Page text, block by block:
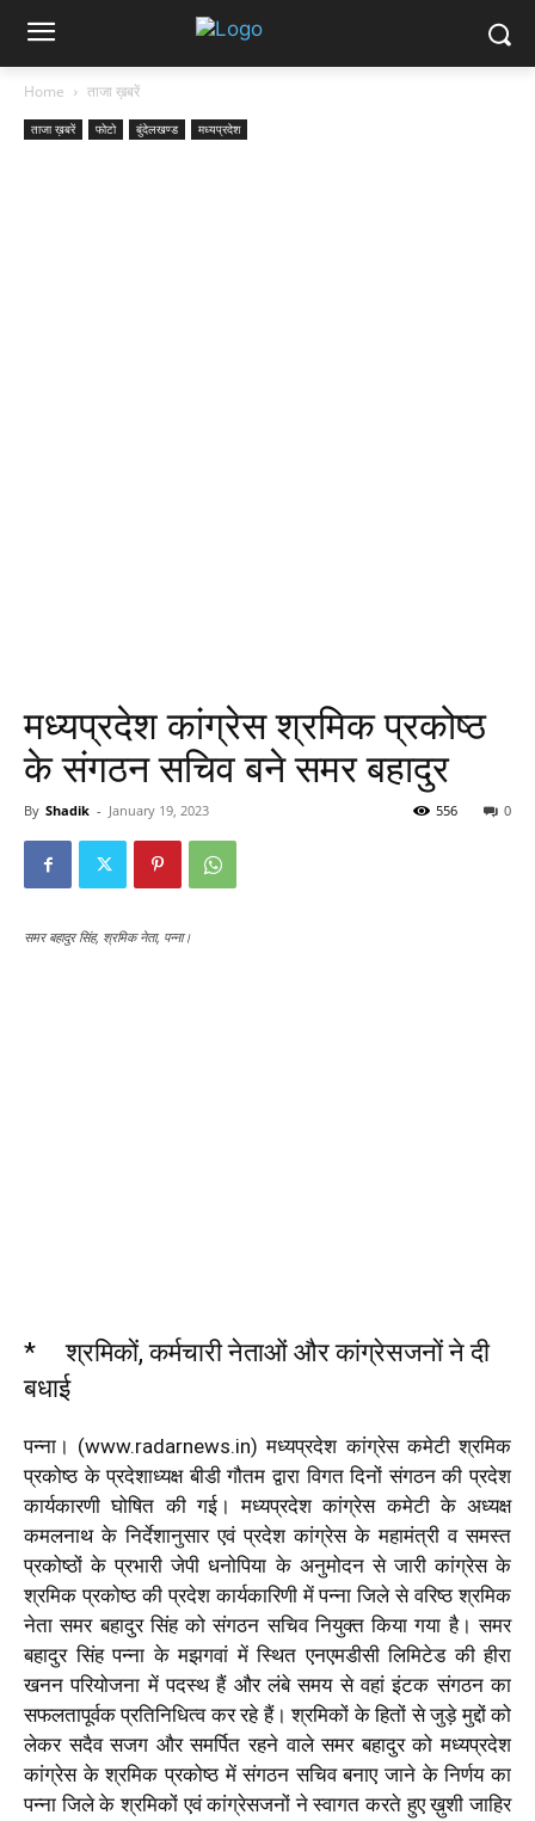
Home ताजा ख़बरें
ताजा ख़बरें फोटो बुंदेलखण्ड मध्यप्रदेश
मध्यप्रदेश कांग्रेस श्रमिक प्रकोष्ठ
के संगठन सचिव बने समर बहादुर
By Shadik - January 19, 2023 0
556
समर बहादुर सिंह, श्रमिक नेता, पन्ना।
* श्रमिकों, कर्मचारी नेताओं और कांग्रेसजनों ने दी
बधाई
पन्ना। (www.radarnews.in) मध्यप्रदेश कांग्रेस कमेटी श्रमिक
प्रकोष्ठ के प्रदेशाध्यक्ष बीडी गौतम द्वारा विगत दिनों संगठन की प्रदेश
कार्यकारणी घोषित की गई। मध्यप्रदेश कांग्रेस कमेटी के अध्यक्ष
कमलनाथ के निर्देशानुसार एवं प्रदेश कांग्रेस के महामंत्री व समस्त
प्रकोष्ठों के प्रभारी जेपी धनोपिया के अनुमोदन से जारी कांग्रेस के
श्रमिक प्रकोष्ठ की प्रदेश कार्यकारिणी में पन्ना जिले से वरिष्ठ श्रमिक
नेता समर बहादुर सिंह को संगठन सचिव नियुक्त किया गया है। समर
बहादुर सिंह पन्ना के मझगवां में स्थित एनएमडीसी लिमिटेड की हीरा
खनन परियोजना में पदस्थ हैं और लंबे समय से वहां इंटक संगठन का
सफलतापूर्वक प्रतिनिधित्व कर रहे हैं। श्रमिकों के हितों से जुड़े मुद्दों को
लेकर सदैव सजग और समर्पित रहने वाले समर बहादुर को मध्यप्रदेश
कांग्रेस के श्रमिक प्रकोष्ठ में संगठन सचिव बनाए जाने के निर्णय का
पन्ना जिले के श्रमिकों एवं कांग्रेसजनों ने स्वागत करते हुए ख़ुशी जाहिर